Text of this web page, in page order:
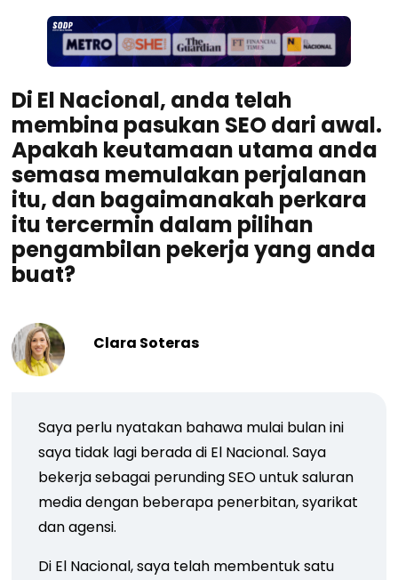
Di El Nacional, anda telah
membina pasukan SEO dari awal.
Apakah keutamaan utama anda
semasa memulakan perjalanan
itu, dan bagaimanakah perkara
itu tercermin dalam pilihan
pengambilan pekerja yang anda
buat?
Clara Soteras
Saya perlu nyatakan bahawa mulai bulan ini
saya tidak lagi berada di El Nacional. Saya
bekerja sebagai perunding SEO untuk saluran
media dengan beberapa penerbitan, syarikat
dan agensi.
Di El Nacional, saya telah membentuk satu